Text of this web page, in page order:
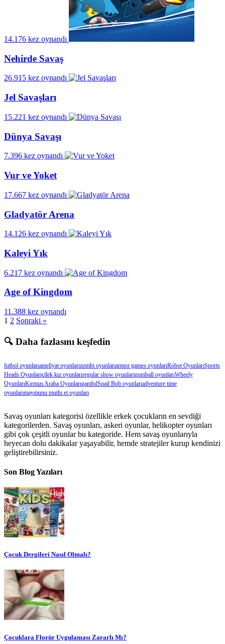
14.176 kez oynandı
Nehirde Savaş
26.915 kez oynandı
Jel Savaşları
15.221 kez oynandı
Dünya Savaşı
7.396 kez oynandı
Vur ve Yoket
17.667 kez oynandı
Gladyatör Arena
14.126 kez oynandı
Kaleyi Yık
6.217 kez oynandı
Age of Kingdom
11.388 kez oynandı
1 2 Sonraki »
🔍 Daha fazlasını keşfedin
futbol oyunlarıameliyat oyunlarızombi oyunlarıarmor games oyunlarıRobot OyunlarıSports
Heads Oyunlarıçilek kız oyunlarıregular show oyunlarigumball oyunlarıWheely
OyunlarıKırmızı Araba OyunlarıgambılSnail Bob oyunlarıadventure time
oyunlarımaymunu mutlu et oyunları
Savaş oyunları kategorisi özellikle erkek çocukların en sevdiği
kategorilerden. Savaş oyunları, askeri oyunlar, helikopter oyunları
gibi çok çeşitli oyunlar bu kategoride. Hem savaş oyunlarıyla
heyecan dolu dakikalar yaşayabilir, hemde stratejiler kurup kendinizi
geliştirebilirsiniz.
Son Blog Yazıları
Çocuk Dergileri Nasıl Olmalı?
Çocuklara Florür Uygulaması Zararlı Mı?